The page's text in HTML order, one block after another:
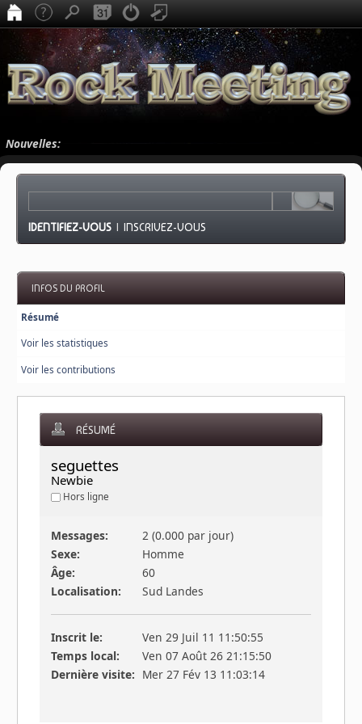
Nouvelles:
IDENTIFIEZ-VOUS |INSCRIVEZ-VOUS
INFOS DU PROFIL
Résumé
Voir les statistiques
Voir les contributions
RÉSUMÉ
seguettes
Newbie
Hors ligne
Messages:
2 (0.000 par jour)
Sexe:
Homme
Âge:
60
Localisation:
Sud Landes
Inscrit le:
Ven 29 Juil 11 11:50:55
Temps local:
Ven 07 Août 26 21:15:50
Dernière visite: Mer 27 Fév 13 11:03:14